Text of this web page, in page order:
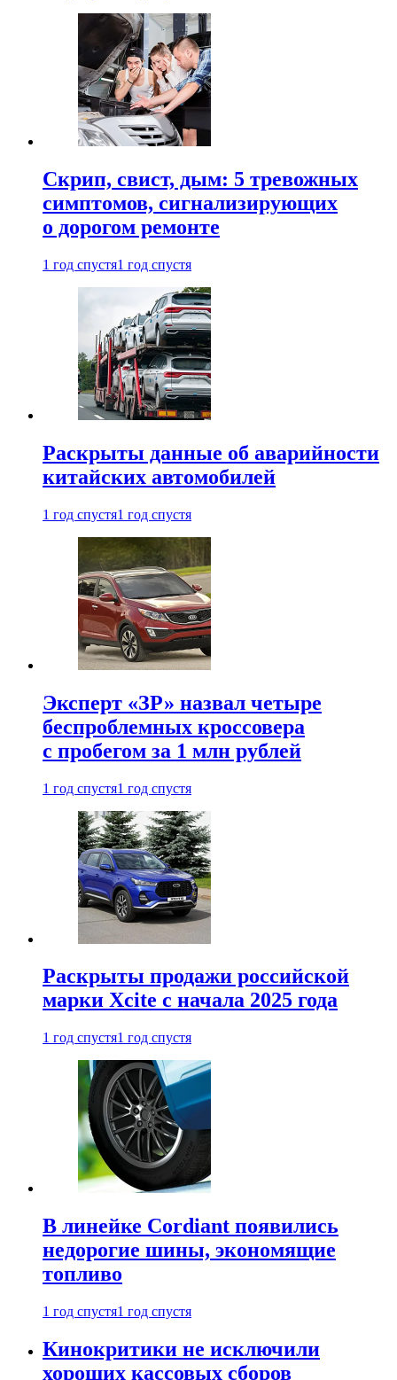
Скрип, свист, дым: 5 тревожных
симптомов, сигнализирующих
о дорогом ремонте
1 год спустя1 год спустя
Раскрыты данные об аварийности
китайских автомобилей
1 год спустя1 год спустя
Эксперт «ЗР» назвал четыре
беспроблемных кроссовера
с пробегом за 1 млн рублей
1 год спустя1 год спустя
Раскрыты продажи российской
марки Xcite с начала 2025 года
1 год спустя1 год спустя
В линейке Cordiant появились
недорогие шины, экономящие
топливо
1 год спустя1 год спустя
Кинокритики не исключили
хороших кассовых сборов